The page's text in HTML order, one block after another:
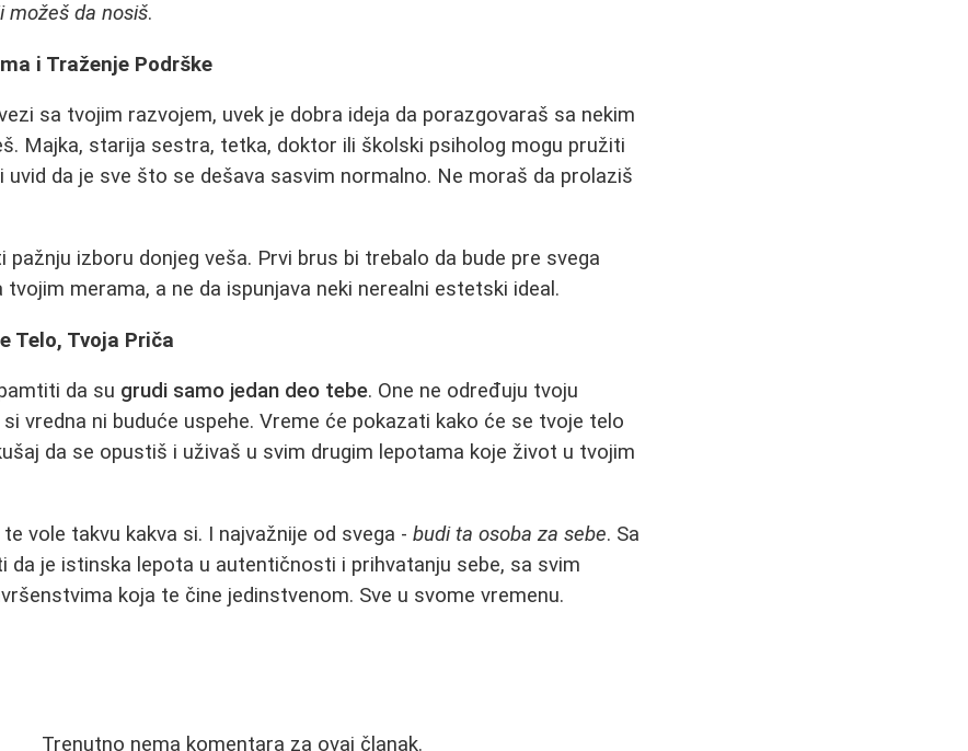
možeš da nosiš.
i Traženje Podrške
sa tvojim razvojem, uvek je dobra ideja da porazgovaraš sa nekim
Majka, starija sestra, tetka, doktor ili školski psiholog mogu pružiti
uvid da je sve što se dešava sasvim normalno. Ne moraš da prolaziš
pažnju izboru donjeg veša. Prvi brus bi trebalo da bude pre svega
tvojim merama, a ne da ispunjava neki nerealni estetski ideal.
Telo, Tvoja Priča
da su grudi samo jedan deo tebe. One ne određuju tvoju
vredna ni buduće uspehe. Vreme će pokazati kako će se tvoje telo
da se opustiš i uživaš u svim drugim lepotama koje život u tvojim
vole takvu kakva si. I najvažnije od svega -budi ta osoba za sebe. Sa
da je istinska lepota u autentičnosti i prihvatanju sebe, sa svim
koja te čine jedinstvenom. Sve u svome vremenu.
Trenutno nema komentara za ovaj članak.